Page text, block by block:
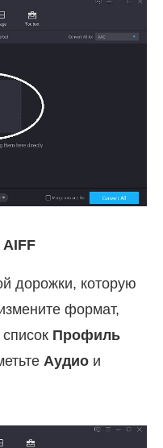
дорожки, которую
формат,
Профиль
Аудио и